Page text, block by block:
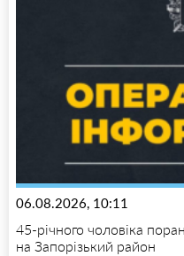
06.08.2026, 10:11
45-річного чоловіка
на Запорізький район